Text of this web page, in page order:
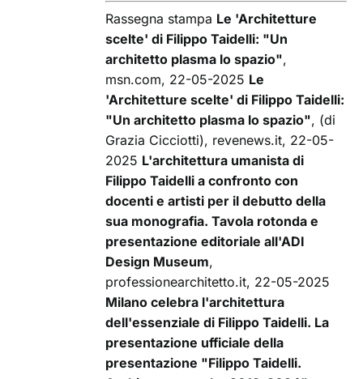
Rassegna stampa Le 'Architetture
scelte' di Filippo Taidelli: "Un
architetto plasma lo spazio",
msn.com, 22-05-2025 Le
'Architetture scelte' di Filippo Taidelli:
"Un architetto plasma lo spazio", (di
Grazia Cicciotti), revenews.it, 22-05-
2025 L'architettura umanista di
Filippo Taidelli a confronto con
docenti e artisti per il debutto della
sua monografia. Tavola rotonda e
presentazione editoriale all'ADI
Design Museum,
professionearchitetto.it, 22-05-2025
Milano celebra l'architettura
dell'essenziale di Filippo Taidelli. La
presentazione ufficiale della
presentazione "Filippo Taidelli.